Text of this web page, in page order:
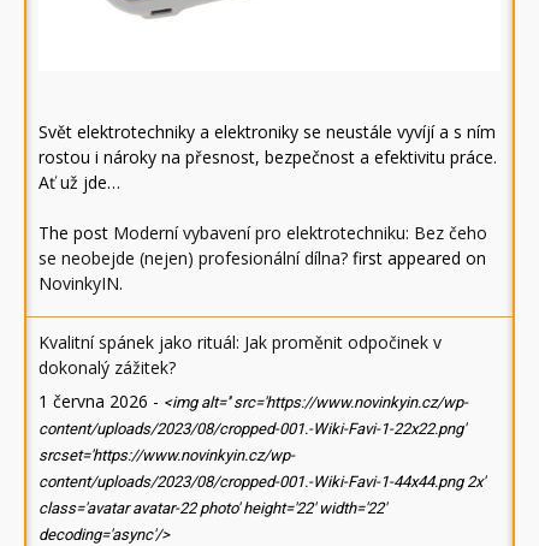
Svět elektrotechniky a elektroniky se neustále vyvíjí a s ním
rostou i nároky na přesnost, bezpečnost a efektivitu práce.
Ať už jde…
The post Moderní vybavení pro elektrotechniku: Bez čeho
se neobejde (nejen) profesionální dílna? first appeared on
NovinkyIN.
Kvalitní spánek jako rituál: Jak proměnit odpočinek v
dokonalý zážitek?
1 června 2026 - <img alt='' src='https://www.novinkyin.cz/wp-
content/uploads/2023/08/cropped-001.-Wiki-Favi-1-22x22.png'
srcset='https://www.novinkyin.cz/wp-
content/uploads/2023/08/cropped-001.-Wiki-Favi-1-44x44.png 2x'
class='avatar avatar-22 photo' height='22' width='22'
decoding='async'/>